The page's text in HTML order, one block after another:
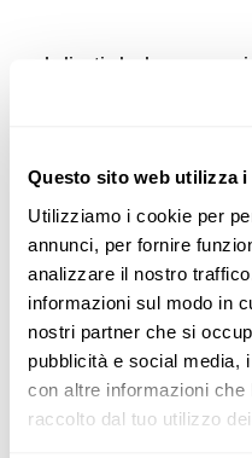
Questo sito web utilizza i
Utilizziamo i cookie per
annunci, per fornire
analizzare il nostro
informazioni sul modo in
nostri partner che si
pubblicità e social media,
con altre informazioni che
raccolto dal tuo utilizzo
I clienti che hanno